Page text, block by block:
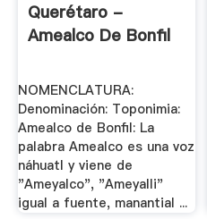
Querétaro -
Amealco De Bonfil
NOMENCLATURA:
Denominación: Toponimia:
Amealco de Bonfil: La
palabra Amealco es una voz
náhuatl y viene de
"Ameyalco", "Ameyalli"
igual a fuente, manantial ...